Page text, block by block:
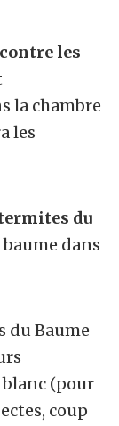
contre les
la chambre
les
du
dans
du Baume
(pour
coup